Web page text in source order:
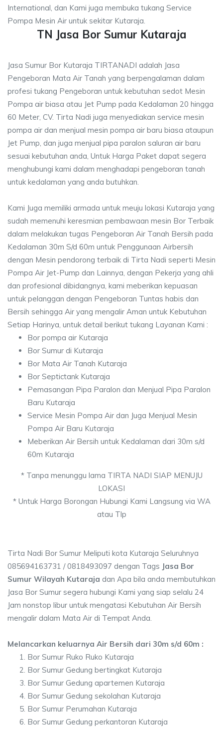
International, dan Kami juga membuka tukang Service
Pompa Mesin Air untuk sekitar Kutaraja.
TN Jasa Bor Sumur Kutaraja
Jasa Sumur Bor Kutaraja TIRTANADI adalah Jasa
Pengeboran Mata Air Tanah yang berpengalaman dalam
profesi tukang Pengeboran untuk kebutuhan sedot Mesin
Pompa air biasa atau Jet Pump pada Kedalaman 20 hingga
60 Meter, CV. Tirta Nadi juga menyediakan service mesin
pompa air dan menjual mesin pompa air baru biasa ataupun
Jet Pump, dan juga menjual pipa paralon saluran air baru
sesuai kebutuhan anda, Untuk Harga Paket dapat segera
menghubungi kami dalam menghadapi pengeboran tanah
untuk kedalaman yang anda butuhkan.
Kami Juga memiliki armada untuk meuju lokasi Kutaraja yang
sudah memenuhi keresmian pembawaan mesin Bor Terbaik
dalam melakukan tugas Pengeboran Air Tanah Bersih pada
Kedalaman 30m S/d 60m untuk Penggunaan Airbersih
dengan Mesin pendorong terbaik di Tirta Nadi seperti Mesin
Pompa Air Jet-Pump dan Lainnya, dengan Pekerja yang ahli
dan profesional dibidangnya, kami meberikan kepuasan
untuk pelanggan dengan Pengeboran Tuntas habis dan
Bersih sehingga Air yang mengalir Aman untuk Kebutuhan
Setiap Harinya, untuk detail berikut tukang Layanan Kami :
Bor pompa air Kutaraja
Bor Sumur di Kutaraja
Bor Mata Air Tanah Kutaraja
Bor Septictank Kutaraja
Pemasangan Pipa Paralon dan Menjual Pipa Paralon
Baru Kutaraja
Service Mesin Pompa Air dan Juga Menjual Mesin
Pompa Air Baru Kutaraja
Meberikan Air Bersih untuk Kedalaman dari 30m s/d
60m Kutaraja
* Tanpa menunggu lama TIRTA NADI SIAP MENUJU
LOKASI
* Untuk Harga Borongan Hubungi Kami Langsung via WA
atau Tlp
Tirta Nadi Bor Sumur Meliputi kota Kutaraja Seluruhnya
085694163731 / 0818493097 dengan Tags Jasa Bor
Sumur Wilayah Kutaraja dan Apa bila anda membutuhkan
Jasa Bor Sumur segera hubungi Kami yang siap selalu 24
Jam nonstop libur untuk mengatasi Kebutuhan Air Bersih
mengalir dalam Mata Air di Tempat Anda.
Melancarkan keluarnya Air Bersih dari 30m s/d 60m :
Bor Sumur Ruko Ruko Kutaraja
Bor Sumur Gedung bertingkat Kutaraja
Bor Sumur Gedung apartemen Kutaraja
Bor Sumur Gedung sekolahan Kutaraja
Bor Sumur Perumahan Kutaraja
Bor Sumur Gedung perkantoran Kutaraja